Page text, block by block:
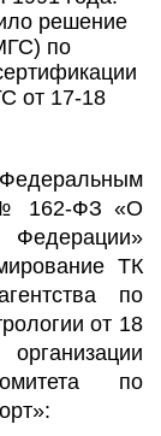
решение
по
от 17-18
162-ФЗ «О
ТК
по
от 18
по